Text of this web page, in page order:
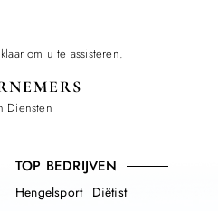
om u te assisteren.
Diensten
TOP BEDRIJVEN
Hengelsport Diëtist